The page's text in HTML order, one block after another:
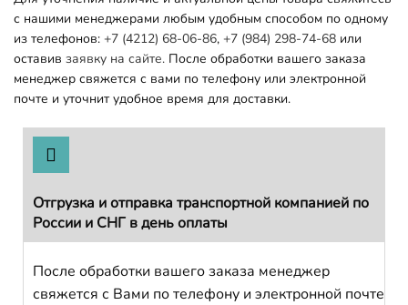
с нашими менеджерами любым удобным способом по одному
из телефонов: +7 (4212) 68-06-86, +7 (984) 298-74-68 или
оставив заявку на сайте. После обработки вашего заказа
менеджер свяжется с вами по телефону или электронной
почте и уточнит удобное время для доставки.
Отгрузка и отправка транспортной компанией по
России и СНГ в день оплаты
После обработки вашего заказа менеджер
свяжется с Вами по телефону и электронной почте